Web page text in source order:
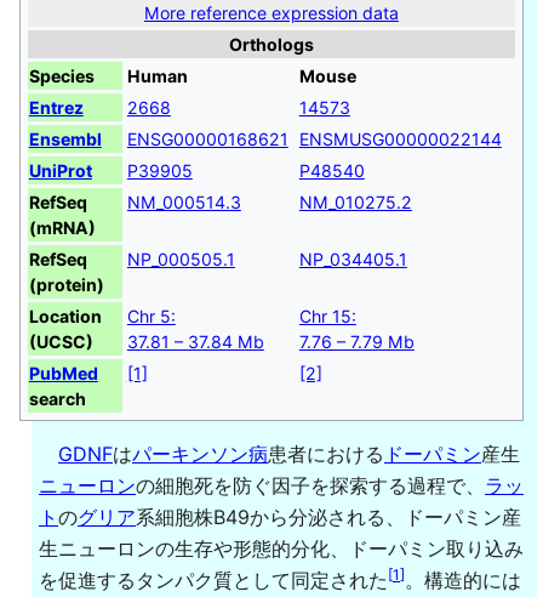
More reference expression data
Orthologs
Species
Human
Mouse
Entrez
2668
14573
Ensembl
ENSG00000168621
ENSMUSG00000022144
UniProt
P39905
P48540
RefSeq
(mRNA)
NM_000514.3 NM_010275.2
RefSeq
(protein)
NP_000505.1 NP_034405.1
Location
(UCSC)
Chr 5:
37.81 – 37.84 Mb
Chr 15:
7.76 – 7.79 Mb
PubMed
search
[1] [2]
GDNFはパーキンソン病患者における ドーパミン産生
ニューロンの細胞死を防ぐ因子を探索する過程で、 ラッ
ト のグリア系細胞株B49から分泌される、ドーパミン産
生ニューロンの生存や形態的分化、ドーパミン取り込み
を促進するタンパク質として同定された [1] 。構造的には